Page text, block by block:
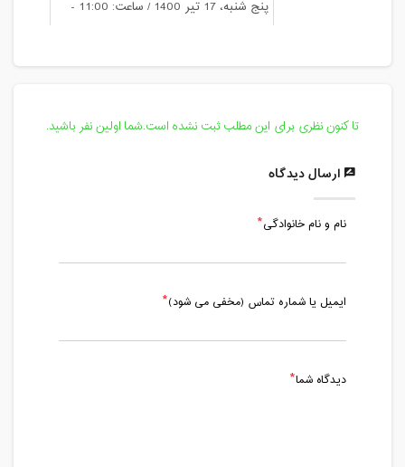
پنج شنبه، 17 تیر 1400 / ساعت: 11:00 -
تا کنون نظری برای این مطلب ثبت نشده است.شما اولین نفر باشید.
ارسال دیدگاه
نام و نام خانوادگی
ایمیل یا شماره تماس (مخفی می شود)
دیدگاه شما